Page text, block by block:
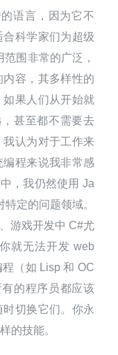
语言，因为它不
科学家们为超级
围非常的广泛，
容，其多样性的
果人们从开始就
甚至都不需要去
认为对于工作来
程来说我非常感
，我仍然使用 Ja
定的问题领域。
游戏开发中 C#尤
就无法开发 web
（如 Lisp 和 OC
的程序员都应该
切换它们。你永
的技能。